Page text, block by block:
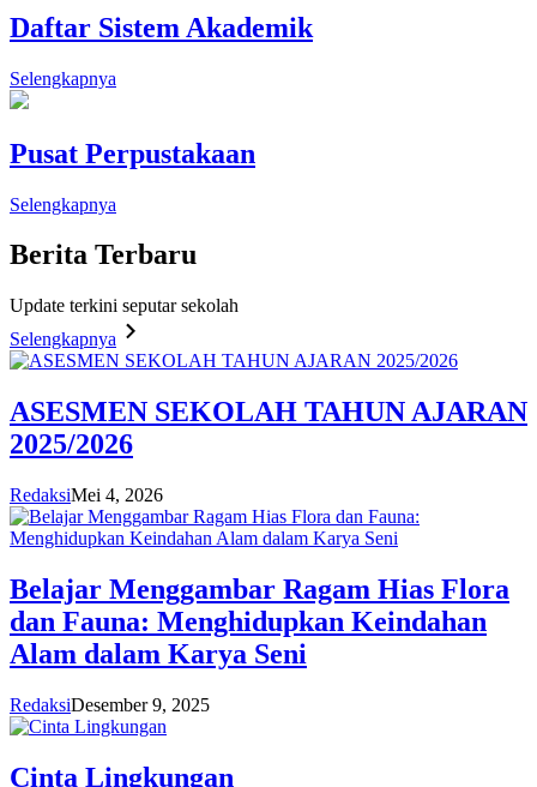
Daftar Sistem Akademik
Selengkapnya
Pusat Perpustakaan
Selengkapnya
Berita Terbaru
Update terkini seputar sekolah
Selengkapnya
ASESMEN SEKOLAH TAHUN AJARAN
2025/2026
RedaksiMei 4, 2026
Belajar Menggambar Ragam Hias Flora
dan Fauna: Menghidupkan Keindahan
Alam dalam Karya Seni
RedaksiDesember 9, 2025
Cinta Lingkungan